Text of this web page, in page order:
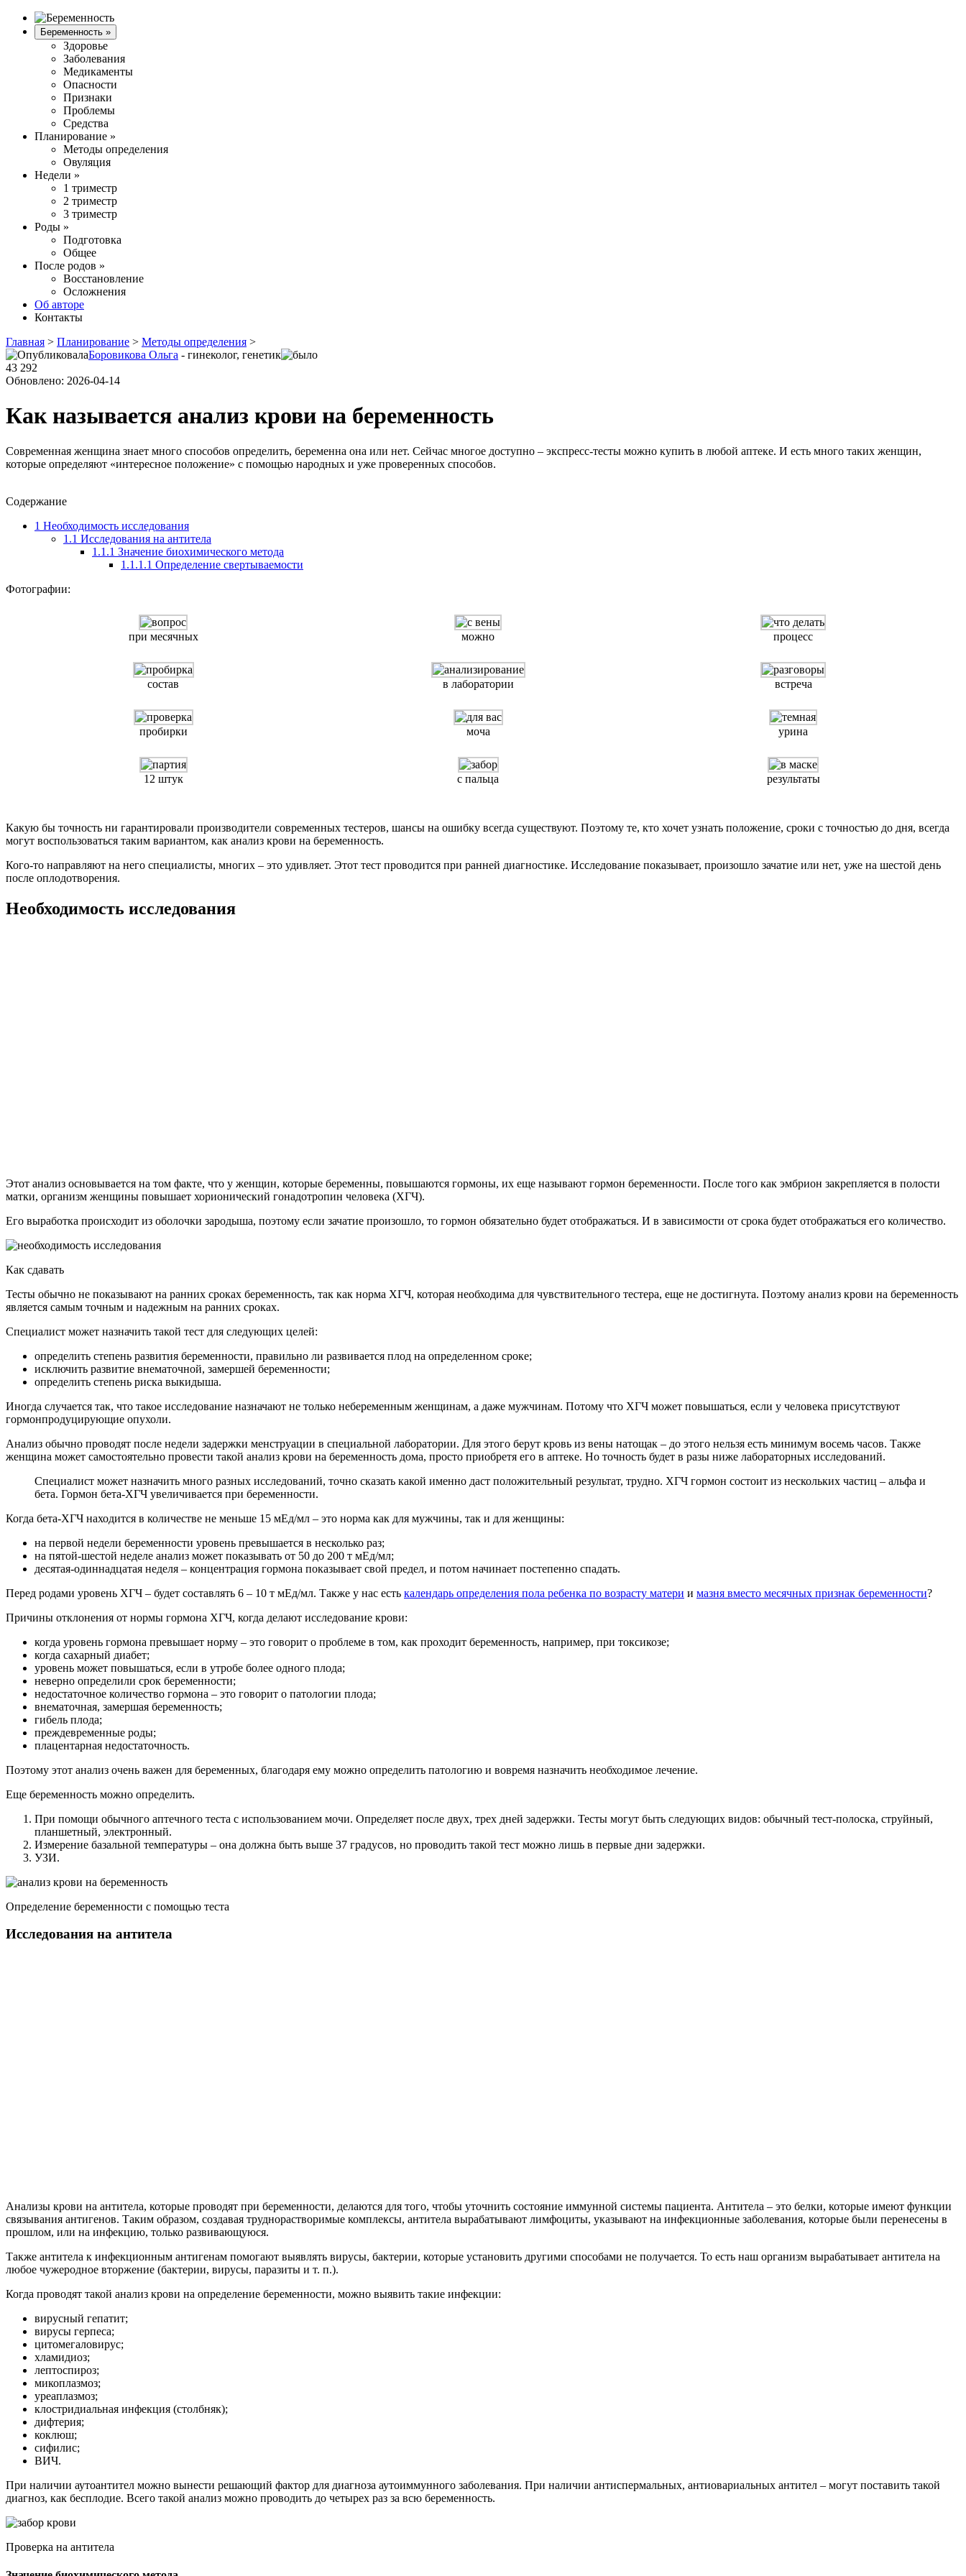
Беременность »
Здоровье
Заболевания
Медикаменты
Опасности
Признаки
Проблемы
Средства
Планирование »
Методы определения
Овуляция
Недели »
1 триместр
2 триместр
3 триместр
Роды »
Подготовка
Общее
После родов »
Восстановление
Осложнения
Об авторе
Контакты
Главная > Планирование > Методы определения >
Боровикова Ольга - гинеколог, генетик
43 292
Обновлено: 2026-04-14
Как называется анализ крови на беременность
Современная женщина знает много способов определить, беременна она или нет. Сейчас многое доступно – экспресс-тесты можно купить в любой аптеке. И есть много таких женщин,
которые определяют «интересное положение» с помощью народных и уже проверенных способов.
Содержание
1 Необходимость исследования
1.1 Исследования на антитела
1.1.1 Значение биохимического метода
1.1.1.1 Определение свертываемости
Фотографии:
при месячных можно процесс
состав в лаборатории встреча
пробирки моча урина
12 штук с пальца результаты
Какую бы точность ни гарантировали производители современных тестеров, шансы на ошибку всегда существуют. Поэтому те, кто хочет узнать положение, сроки с точностью до дня, всегда
могут воспользоваться таким вариантом, как анализ крови на беременность.
Кого-то направляют на него специалисты, многих – это удивляет. Этот тест проводится при ранней диагностике. Исследование показывает, произошло зачатие или нет, уже на шестой день
после оплодотворения.
Необходимость исследования
Этот анализ основывается на том факте, что у женщин, которые беременны, повышаются гормоны, их еще называют гормон беременности. После того как эмбрион закрепляется в полости
матки, организм женщины повышает хорионический гонадотропин человека (ХГЧ).
Его выработка происходит из оболочки зародыша, поэтому если зачатие произошло, то гормон обязательно будет отображаться. И в зависимости от срока будет отображаться его количество.
Как сдавать
Тесты обычно не показывают на ранних сроках беременность, так как норма ХГЧ, которая необходима для чувствительного тестера, еще не достигнута. Поэтому анализ крови на беременность
является самым точным и надежным на ранних сроках.
Специалист может назначить такой тест для следующих целей:
определить степень развития беременности, правильно ли развивается плод на определенном сроке;
исключить развитие внематочной, замершей беременности;
определить степень риска выкидыша.
Иногда случается так, что такое исследование назначают не только небеременным женщинам, а даже мужчинам. Потому что ХГЧ может повышаться, если у человека присутствуют
гормонпродуцирующие опухоли.
Анализ обычно проводят после недели задержки менструации в специальной лаборатории. Для этого берут кровь из вены натощак – до этого нельзя есть минимум восемь часов. Также
женщина может самостоятельно провести такой анализ крови на беременность дома, просто приобретя его в аптеке. Но точность будет в разы ниже лабораторных исследований.
Специалист может назначить много разных исследований, точно сказать какой именно даст положительный результат, трудно. ХГЧ гормон состоит из нескольких частиц – альфа и
бета. Гормон бета-ХГЧ увеличивается при беременности.
Когда бета-ХГЧ находится в количестве не меньше 15 мЕд/мл – это норма как для мужчины, так и для женщины:
на первой недели беременности уровень превышается в несколько раз;
на пятой-шестой неделе анализ может показывать от 50 до 200 т мЕд/мл;
десятая-одиннадцатая неделя – концентрация гормона показывает свой предел, и потом начинает постепенно спадать.
Перед родами уровень ХГЧ – будет составлять 6 – 10 т мЕд/мл. Также у нас есть календарь определения пола ребенка по возрасту матери и мазня вместо месячных признак беременности?
Причины отклонения от нормы гормона ХГЧ, когда делают исследование крови:
когда уровень гормона превышает норму – это говорит о проблеме в том, как проходит беременность, например, при токсикозе;
когда сахарный диабет;
уровень может повышаться, если в утробе более одного плода;
неверно определили срок беременности;
недостаточное количество гормона – это говорит о патологии плода;
внематочная, замершая беременность;
гибель плода;
преждевременные роды;
плацентарная недостаточность.
Поэтому этот анализ очень важен для беременных, благодаря ему можно определить патологию и вовремя назначить необходимое лечение.
Еще беременность можно определить.
При помощи обычного аптечного теста с использованием мочи. Определяет после двух, трех дней задержки. Тесты могут быть следующих видов: обычный тест-полоска, струйный,
планшетный, электронный.
Измерение базальной температуры – она должна быть выше 37 градусов, но проводить такой тест можно лишь в первые дни задержки.
УЗИ.
Определение беременности с помощью теста
Исследования на антитела
Анализы крови на антитела, которые проводят при беременности, делаются для того, чтобы уточнить состояние иммунной системы пациента. Антитела – это белки, которые имеют функции
связывания антигенов. Таким образом, создавая труднорастворимые комплексы, антитела вырабатывают лимфоциты, указывают на инфекционные заболевания, которые были перенесены в
прошлом, или на инфекцию, только развивающуюся.
Также антитела к инфекционным антигенам помогают выявлять вирусы, бактерии, которые установить другими способами не получается. То есть наш организм вырабатывает антитела на
любое чужеродное вторжение (бактерии, вирусы, паразиты и т. п.).
Когда проводят такой анализ крови на определение беременности, можно выявить такие инфекции:
вирусный гепатит;
вирусы герпеса;
цитомегаловирус;
хламидиоз;
лептоспироз;
микоплазмоз;
уреаплазмоз;
клостридиальная инфекция (столбняк);
дифтерия;
коклюш;
сифилис;
ВИЧ.
При наличии аутоантител можно вынести решающий фактор для диагноза аутоиммунного заболевания. При наличии антиспермальных, антиовариальных антител – могут поставить такой
диагноз, как бесплодие. Всего такой анализ можно проводить до четырех раз за всю беременность.
Проверка на антитела